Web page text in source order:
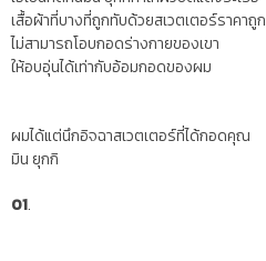
เสื้อผ้าที่บางที่ถูกทับด้วยสเวตเตอร์ราคาถูก
ไม่สามารถโอบกอดร่างกายของเขา
ให้อบอุ่นได้เท่ากับอ้อมกอดของผม
ผมได้แต่นึกอิจฉาสเวตเตอร์ที่ได้กอดคุณ
มิน ยุกกิ
01.